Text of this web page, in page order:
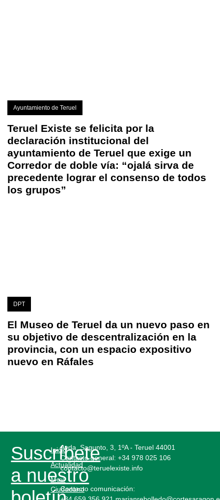
Ayuntamiento de Teruel
Teruel Existe se felicita por la
declaración institucional del
ayuntamiento de Teruel que exige un
Corredor de doble vía: “ojalá sirva de
precedente lograr el consenso de todos
los grupos”
DPT
El Museo de Teruel da un nuevo paso en
su objetivo de descentralización en la
provincia, con un espacio expositivo
nuevo en Ráfales
Suscríbete
a nuestro
Inicio
Actualidad
Mov.
Ciudadano
Avda. Sagunto, 3, 1ºA - Teruel 44001
Contacto general:+34 978 025 106
contacto@teruelexiste.info
Contacto comunicación: